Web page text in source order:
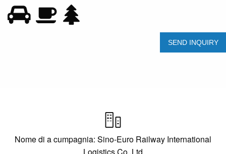

Nome di a cumpagnia: Sino-Euro Railway International